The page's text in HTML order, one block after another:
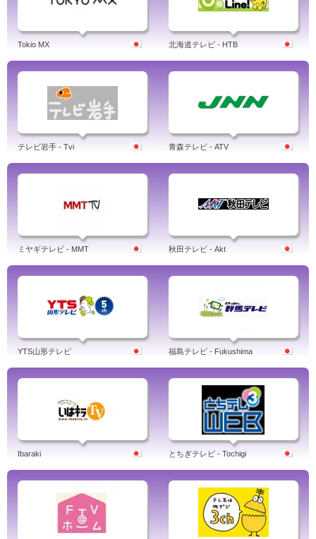
Tokio MX 北海道テレビ - HTB
テレビ岩手 - Tvi 青森テレビ - ATV
ミヤギテレビ - MMT 秋田テレビ - Akt
YTS山形テレビ 福島テレビ - Fukushima
Ibaraki とちぎテレビ - Tochigi